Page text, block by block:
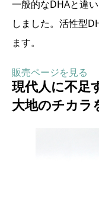
一般的なDHAと違
しました。活性型
ます。
販売ページを見る
現代人に不足
大地のチカラ